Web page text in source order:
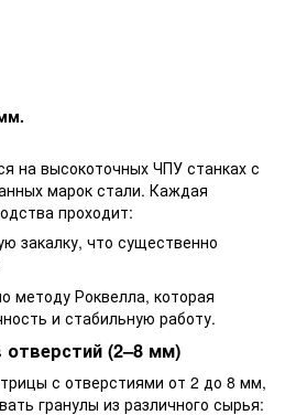
на высокоточных ЧПУ станках с
марок стали. Каждая
проходит:
закалку, что существенно
методу Роквелла, которая
и стабильную работу.
(2–8 мм)
с отверстиями от 2 до 8 мм,
гранулы из различного сырья: